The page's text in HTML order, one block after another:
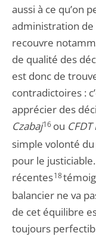
aussi à ce qu’on
administration
recouvre
de qualité des
est donc de
contradictoires :
apprécier des
Czabaj16ou
simple volonté
pour le
récentes18
balancier ne va
de cet équilibre
toujours